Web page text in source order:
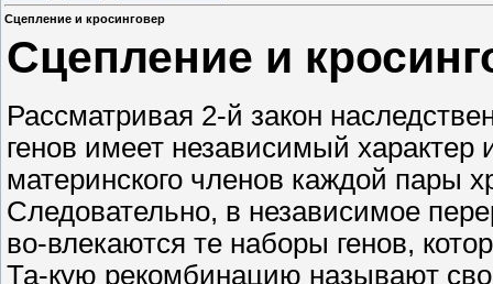
Сцепление и кросинговер
Сцепление и
Рассматривая 2-й закон
генов имеет независимый характер
материнского членов каждой пары
Следовательно, в независимое
во-влекаются те наборы генов,
Та-кую рекомбинацию называют